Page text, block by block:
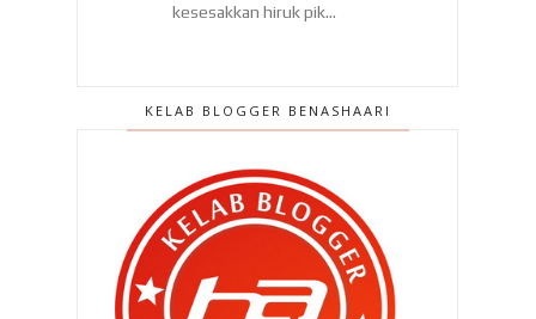
kesesakkan hiruk pik...
Nak kurus cepat , makanlah telur
Bukan boikot sebab benci tapi
sebab tak menyihatka...
La' Cottage Cafe and Chalet di
Kampar , Perak mena...
KELAB BLOGGER BENASHAARI